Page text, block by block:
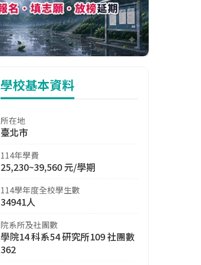
學校基本資料
所在地
臺北市
114年學費
25,230~39,560 元/學期
114學年度全校學生數
34941人
院系所及社團數
學院14 科系54 研究所109 社團數
362